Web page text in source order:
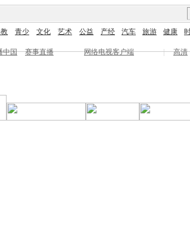
青少 文化 艺术 公益 产经 汽车 旅游 健康
中国 赛事直播 网络电视客户端 | 高清